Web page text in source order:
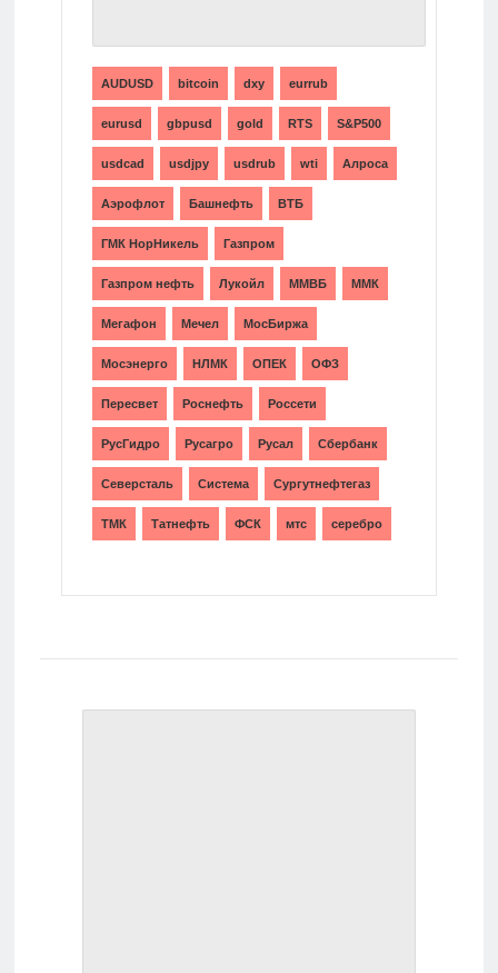
AUDUSD bitcoin dxy eurrub
eurusd gbpusd gold RTS S&P500
usdcad usdjpy usdrub wti Алроса
Аэрофлот Башнефть ВТБ
ГМК НорНикель Газпром
Газпром нефть Лукойл ММВБ ММК
Мегафон Мечел МосБиржа
Мосэнерго НЛМК ОПЕК ОФЗ
Пересвет Роснефть Россети
РусГидро Русагро Русал Сбербанк
Северсталь Система Сургутнефтегаз
ТМК Татнефть ФСК мтс серебро